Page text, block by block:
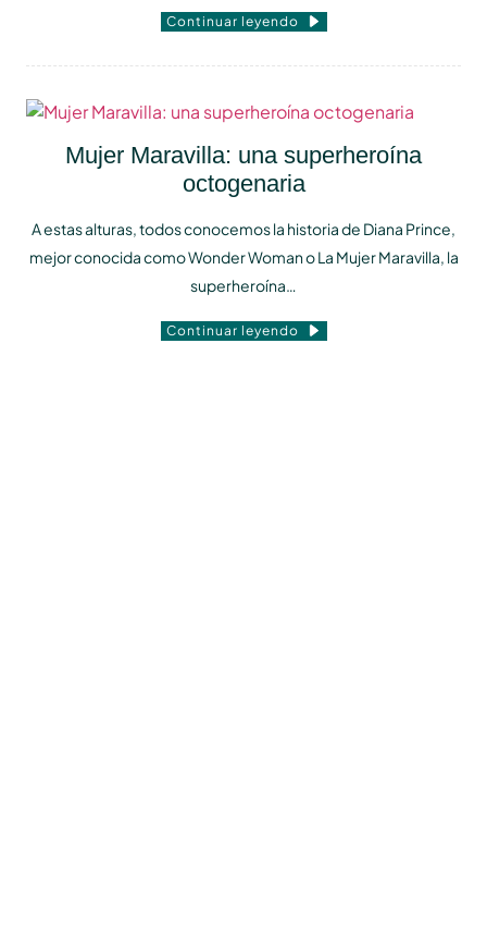
Continuar leyendo
Mujer Maravilla: una superheroína
octogenaria
A estas alturas, todos conocemos la historia de Diana Prince,
mejor conocida como Wonder Woman o La Mujer Maravilla, la
superheroína…
Continuar leyendo